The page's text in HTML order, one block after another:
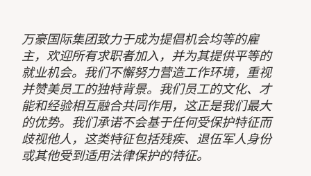
万豪国际集团致力于成为提倡机会均等的雇
主，欢迎所有求职者加入，并为其提供平等的
就业机会。我们不懈努力营造工作环境，重视
并赞美员工的独特背景。我们员工的文化、才
能和经验相互融合共同作用，这正是我们最大
的优势。我们承诺不会基于任何受保护特征而
歧视他人，这类特征包括残疾、退伍军人身份
或其他受到适用法律保护的特征。